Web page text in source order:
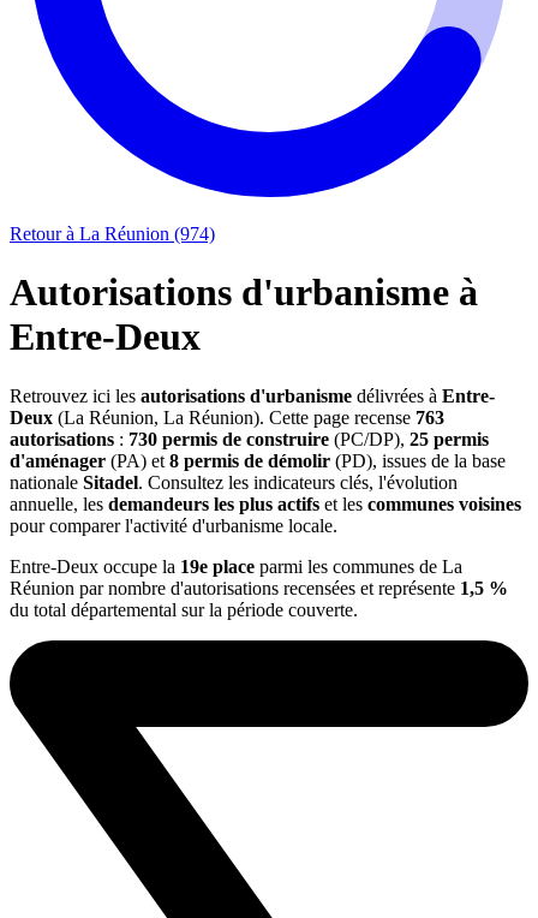
Retour à La Réunion (974)
Autorisations d'urbanisme à
Entre-Deux
Retrouvez ici les autorisations d'urbanisme délivrées à Entre-
Deux (La Réunion, La Réunion). Cette page recense 763
autorisations : 730 permis de construire (PC/DP), 25 permis
d'aménager (PA) et 8 permis de démolir (PD), issues de la base
nationale Sitadel. Consultez les indicateurs clés, l'évolution
annuelle, les demandeurs les plus actifs et les communes voisines
pour comparer l'activité d'urbanisme locale.
Entre-Deux occupe la 19e place parmi les communes de La
Réunion par nombre d'autorisations recensées et représente 1,5 %
du total départemental sur la période couverte.